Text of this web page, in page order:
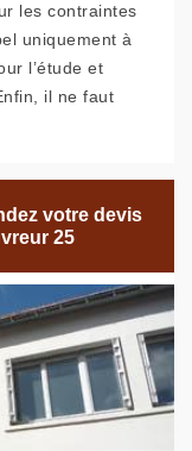
les contraintes
uniquement à
l’étude et
il ne faut
votre devis
25